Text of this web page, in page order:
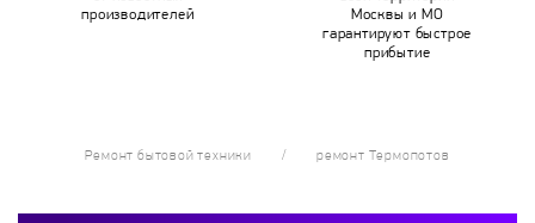
производителей
Москвы и МО
гарантируют быстрое
прибытие
Ремонт бытовой техники ремонт Термопотов